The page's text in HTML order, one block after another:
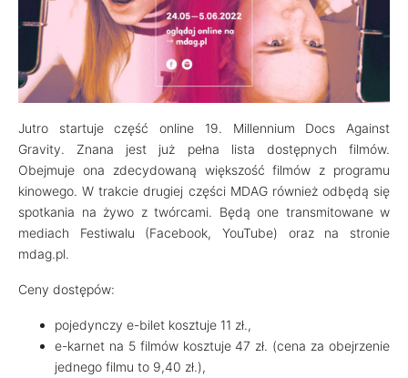
Jutro startuje część online 19. Millennium Docs Against
Gravity. Znana jest już pełna lista dostępnych filmów.
Obejmuje ona zdecydowaną większość filmów z programu
kinowego. W trakcie drugiej części MDAG również odbędą się
spotkania na żywo z twórcami. Będą one transmitowane w
mediach Festiwalu (Facebook, YouTube) oraz na stronie
mdag.pl.
Ceny dostępów:
pojedynczy e-bilet kosztuje 11 zł.,
e-karnet na 5 filmów kosztuje 47 zł. (cena za obejrzenie
jednego filmu to 9,40 zł.),